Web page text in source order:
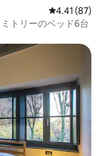
レビュー87
4.41 (87)
ミトリーのベッド6台